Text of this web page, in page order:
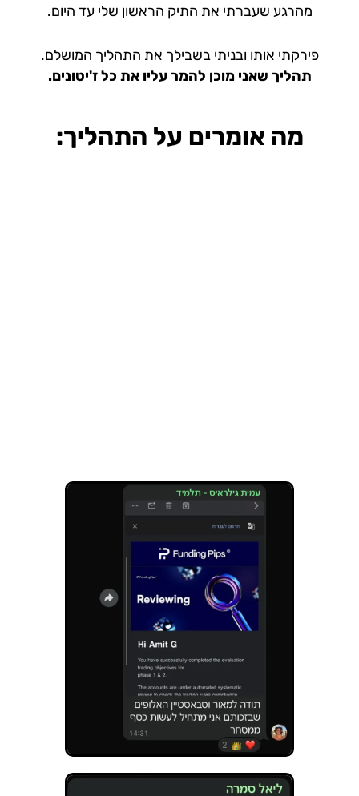
מהרגע שעברתי את התיק הראשון שלי עד היום.
פירקתי אותו ובניתי בשבילך את התהליך המושלם.
תהליך שאני מוכן להמר עליו את כל ז'יטונים.
מה אומרים על התהליך: